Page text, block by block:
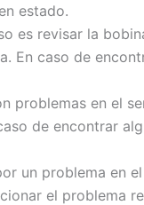
estado.
es revisar la
En caso de
problemas en el
de encontrar
un problema en el
el problema